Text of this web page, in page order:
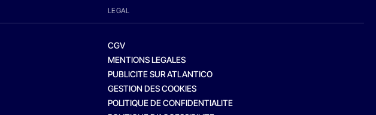
LEGAL
CGV
MENTIONS LEGALES
PUBLICITE SUR ATLANTICO
GESTION DES COOKIES
POLITIQUE DE CONFIDENTIALITE